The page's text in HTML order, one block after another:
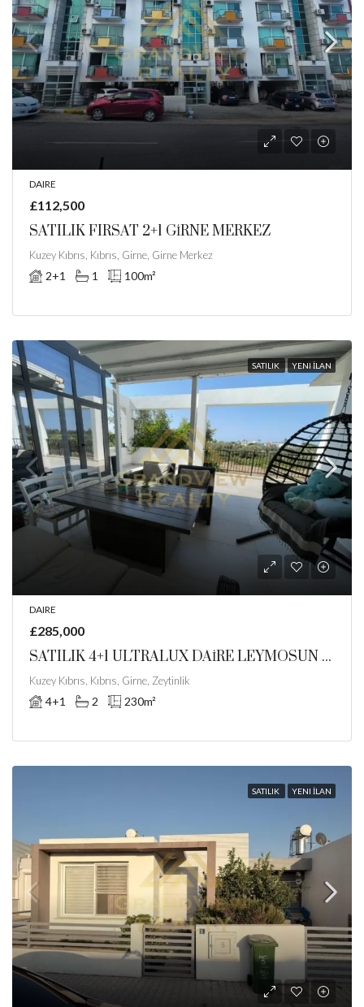
DAIRE
£112,500
SATILIK FIRSAT 2+1 GİRNE MERKEZ
Kuzey Kıbrıs, Kıbrıs, Girne, Girne Merkez
2+1 1 100m²
SATILIK YENI İLAN
DAIRE
£285,000
SATILIK 4+1 ULTRALUX DAİRE LEYMOSUN PARK ZEYTİNLİK GİRNE
Kuzey Kıbrıs, Kıbrıs, Girne, Zeytinlik
4+1 2 230m²
SATILIK YENI İLAN